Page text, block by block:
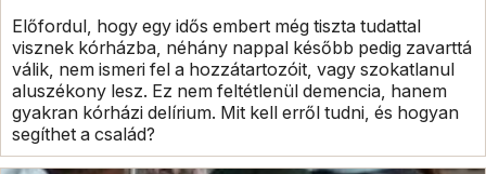
Előfordul, hogy egy idős embert még tiszta tudattal
visznek kórházba, néhány nappal később pedig zavarttá
válik, nem ismeri fel a hozzátartozóit, vagy szokatlanul
aluszékony lesz. Ez nem feltétlenül demencia, hanem
gyakran kórházi delírium. Mit kell erről tudni, és hogyan
segíthet a család?